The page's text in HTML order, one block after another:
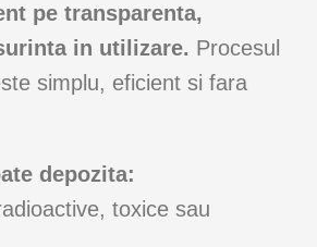
pe transparenta,
in utilizare. Procesul
simplu, eficient si fara
depozita:
toxice sau